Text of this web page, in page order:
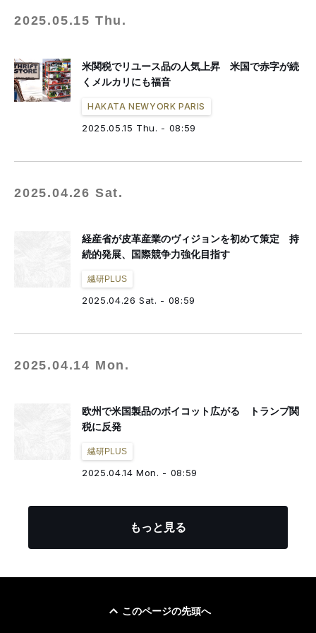
2025.05.15 Thu.
米関税でリユース品の人気上昇 米国で赤字が続
くメルカリにも福音
HAKATA NEWYORK PARIS
2025.05.15 Thu. - 08:59
2025.04.26 Sat.
経産省が皮革産業のヴィジョンを初めて策定 持
続的発展、国際競争力強化目指す
繊研PLUS
2025.04.26 Sat. - 08:59
2025.04.14 Mon.
欧州で米国製品のボイコット広がる トランプ関
税に反発
繊研PLUS
2025.04.14 Mon. - 08:59
もっと見る
このページの先頭へ